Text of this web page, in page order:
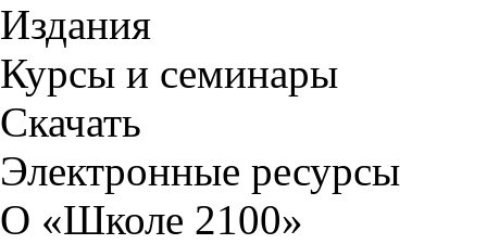
Издания
Курсы и семинары
Скачать
Электронные ресурсы
О «Школе 2100»